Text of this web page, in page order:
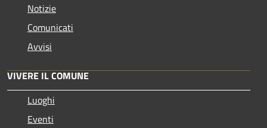
Notizie
Comunicati
Avvisi
VIVERE IL COMUNE
Luoghi
Eventi